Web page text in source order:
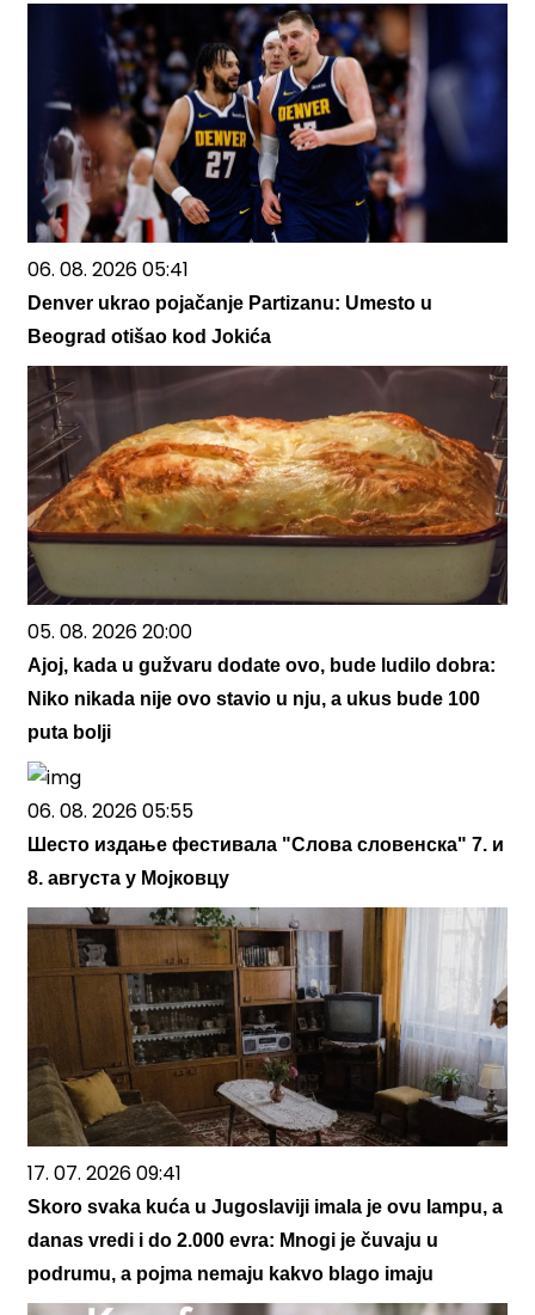
06. 08. 2026 05:41
Denver ukrao pojačanje Partizanu: Umesto u
Beograd otišao kod Jokića
05. 08. 2026 20:00
Ajoj, kada u gužvaru dodate ovo, bude ludilo dobra:
Niko nikada nije ovo stavio u nju, a ukus bude 100
puta bolji
06. 08. 2026 05:55
Шесто издање фестивала "Слова словенска" 7. и
8. августа у Мојковцу
17. 07. 2026 09:41
Skoro svaka kuća u Jugoslaviji imala je ovu lampu, a
danas vredi i do 2.000 evra: Mnogi je čuvaju u
podrumu, a pojma nemaju kakvo blago imaju